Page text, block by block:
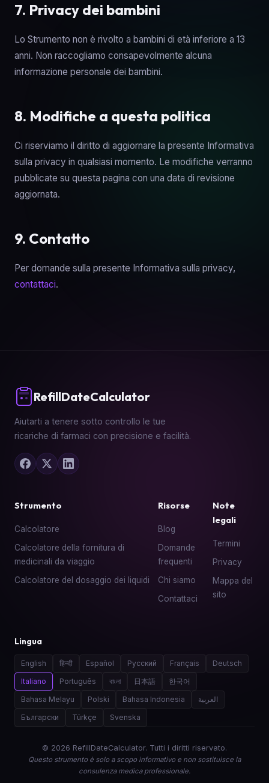
7. Privacy dei bambini
Lo Strumento non è rivolto a bambini di età inferiore a 13
anni. Non raccogliamo consapevolmente alcuna
informazione personale dei bambini.
8. Modifiche a questa politica
Ci riserviamo il diritto di aggiornare la presente Informativa
sulla privacy in qualsiasi momento. Le modifiche verranno
pubblicate su questa pagina con una data di revisione
aggiornata.
9. Contatto
Per domande sulla presente Informativa sulla privacy,
contattaci.
RefillDateCalculator
Aiutarti a tenere sotto controllo le tue
ricariche di farmaci con precisione e facilità.
Strumento
Calcolatore
Calcolatore della fornitura di
medicinali da viaggio
Calcolatore del dosaggio dei liquidi
Risorse
Blog
Domande
frequenti
Chi siamo
Contattaci
Note
legali
Termini
Privacy
Mappa del
sito
Lingua
English हिन्दी Español Русский Français
Deutsch
Italiano
Português বাংলা 日本語
한국어
Bahasa Melayu
Polski Bahasa Indonesia
العربية
Български
Türkçe Svenska
© 2026 RefillDateCalculator. Tutti i diritti riservato.
Questo strumento è solo a scopo informativo e non sostituisce la
consulenza medica professionale.